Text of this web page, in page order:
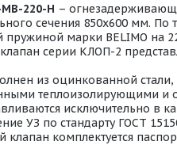
220-Н –
сечения 850х600 мм.
марки BELIMO на
серии КЛОП-2
из оцинкованной
теплоизолирующими и
исключительно в
УЗ по стандарту ГОСТ
комплектуется